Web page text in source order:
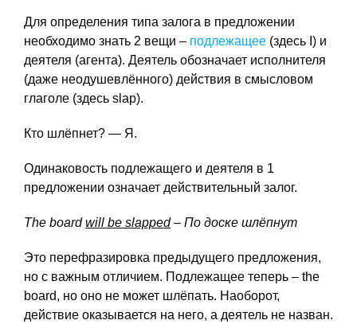
Для определения типа залога в предложении
необходимо знать 2 вещи – подлежащее (здесь I) и
деятеля (агента). Деятель обозначает исполнителя
(даже неодушевлённого) действия в смысловом
глаголе (здесь slap).
Кто шлёпнет? — Я.
Одинаковость подлежащего и деятеля в 1
предложении означает действительный залог.
The boardwill be slapped– По доске шлёпнут
Это перефразировка предыдущего предложения,
но с важным отличием. Подлежащее теперь – the
board, но оно не может шлёпать. Наоборот,
действие оказывается на него, а деятель не назван.